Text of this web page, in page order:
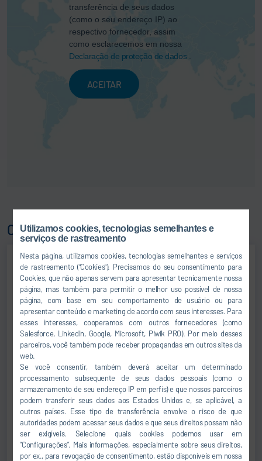
Utilizamos cookies, tecnologias semelhantes e
serviços de rastreamento
Nesta página, utilizamos cookies, tecnologias semelhantes e serviços
de rastreamento ("Cookies"). Precisamos do seu consentimento para
Cookies, que não apenas servem para apresentar tecnicamente nossa
página, mas também para permitir o melhor uso possível de nossa
página, com base em seu comportamento de usuário ou para
apresentar conteúdo e marketing de acordo com seus interesses. Para
esses interesses, cooperamos com outros fornecedores (como
Salesforce, LinkedIn, Google, Microsoft, Piwik PRO). Por meio desses
parceiros, você também pode receber propagandas em outros sites da
web.
Se você consentir, também deverá aceitar um determinado
processamento subsequente de seus dados pessoais (como o
armazenamento de seu endereço IP em perfis) e que nossos parceiros
podem transferir seus dados aos Estados Unidos e, se aplicável, a
outros países. Esse tipo de transferência envolve o risco de que
autoridades podem acessar seus dados e que seus direitos possam não
ser exigíveis. Selecione quais cookies podemos usar em
“Configurações”. Mais informações, especialmente sobre seus direitos,
por ex., para revogação de consentimento, estão disponíveis em nossa
transferência de seus dados
(como o seu endereço IP) ao
respectivo fornecedor, assim
como esclarecemos em nossa
Declaração de proteção de dados
ACEITAR
Contato
Andrej Capek
CEO OF DÜRR SEA
+66 0 2-108-1830
+66 0 62-243-0672
Andrej.Capek@durr.com